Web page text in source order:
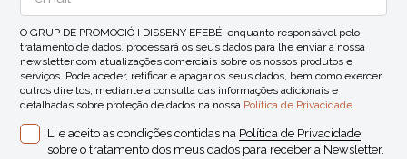
O GRUP DE PROMOCIÓ I DISSENY EFEBÉ, enquanto responsável pelo
tratamento de dados, processará os seus dados para lhe enviar a nossa
newsletter com atualizações comerciais sobre os nossos produtos e
serviços. Pode aceder, retificar e apagar os seus dados, bem como exercer
outros direitos, mediante a consulta das informações adicionais e
detalhadas sobre proteção de dados na nossa Política de Privacidade.
Li e aceito as condições contidas na Política de Privacidade
sobre o tratamento dos meus dados para receber a Newsletter.